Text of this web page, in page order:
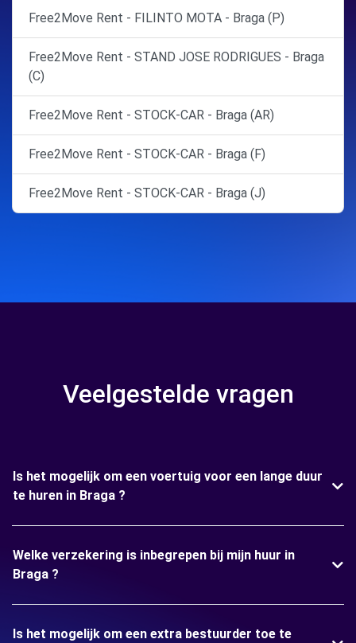
Free2Move Rent - FILINTO MOTA - Braga (P)
Free2Move Rent - STAND JOSE RODRIGUES - Braga
(C)
Free2Move Rent - STOCK-CAR - Braga (AR)
Free2Move Rent - STOCK-CAR - Braga (F)
Free2Move Rent - STOCK-CAR - Braga (J)
Veelgestelde vragen
Is het mogelijk om een voertuig voor een lange duur
te huren in Braga ?
Welke verzekering is inbegrepen bij mijn huur in
Braga ?
Is het mogelijk om een extra bestuurder toe te